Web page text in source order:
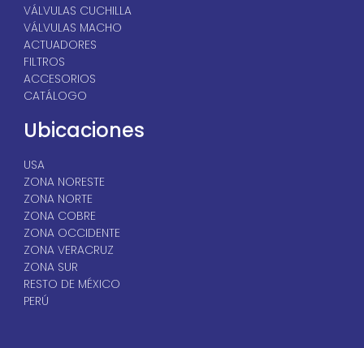
VÁLVULAS CUCHILLA
VÁLVULAS MACHO
ACTUADORES
FILTROS
ACCESORIOS
CATÁLOGO
Ubicaciones
USA
ZONA NORESTE
ZONA NORTE
ZONA COBRE
ZONA OCCIDENTE
ZONA VERACRUZ
ZONA SUR
RESTO DE MÉXICO
PERÚ